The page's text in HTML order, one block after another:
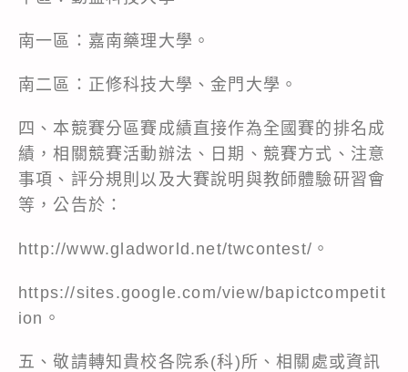
南一區：嘉南藥理大學。
南二區：正修科技大學、金門大學。
四、本競賽分區賽成績直接作為全國賽的排名成
績，相關競賽活動辦法、日期、競賽方式、注意
事項、評分規則以及大賽說明與教師體驗研習會
等，公告於：
http://www.gladworld.net/twcontest/ 。
https://sites.google.com/view/bapictcompetit
ion 。
五、敬請轉知貴校各院系(科)所、相關處或資訊